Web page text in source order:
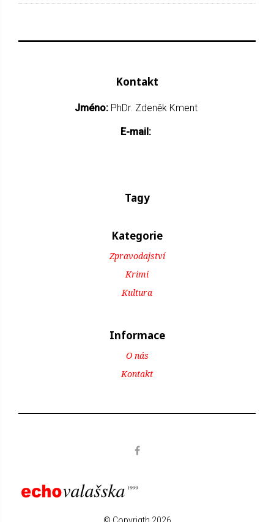
Kontakt
Jméno: PhDr. Zdeněk Kment
E-mail:
Tagy
Kategorie
Zpravodajství
Krimi
Kultura
Informace
O nás
Kontakt